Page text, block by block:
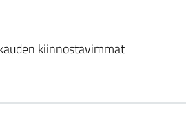
kiinnostavimmat